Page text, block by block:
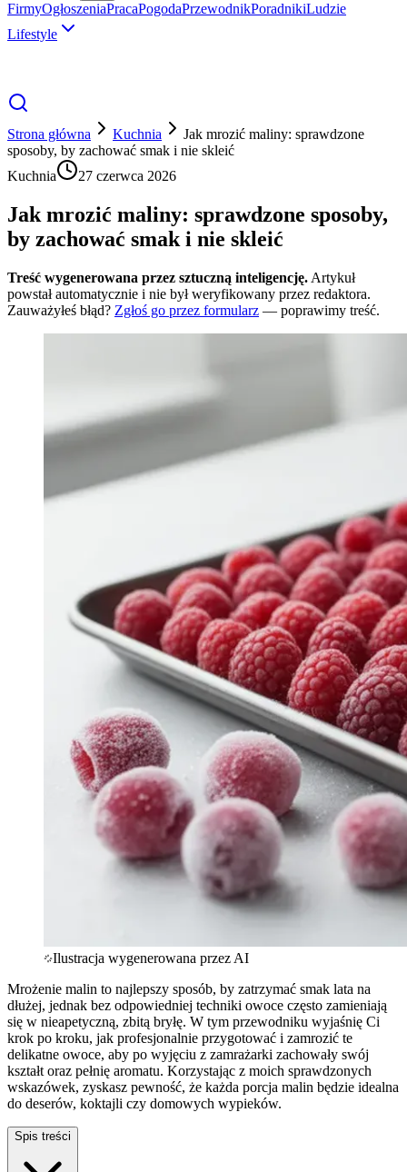
FirmyOgłoszeniaPracaPogodaPrzewodnikPoradnikiLudzie
Lifestyle
Strona główna Kuchnia
Jak mrozić maliny: sprawdzone
sposoby, by zachować smak i nie skleić
Kuchnia
27 czerwca 2026
Jak mrozić maliny: sprawdzone sposoby,
by zachować smak i nie skleić
Treść wygenerowana przez sztuczną inteligencję. Artykuł
powstał automatycznie i nie był weryfikowany przez redaktora.
Zauważyłeś błąd? Zgłoś go przez formularz — poprawimy treść.
Ilustracja wygenerowana przez AI
Mrożenie malin to najlepszy sposób, by zatrzymać smak lata na
dłużej, jednak bez odpowiedniej techniki owoce często zamieniają
się w nieapetyczną, zbitą bryłę. W tym przewodniku wyjaśnię Ci
krok po kroku, jak profesjonalnie przygotować i zamrozić te
delikatne owoce, aby po wyjęciu z zamrażarki zachowały swój
kształt oraz pełnię aromatu. Korzystając z moich sprawdzonych
wskazówek, zyskasz pewność, że każda porcja malin będzie idealna
do deserów, koktajli czy domowych wypieków.
Spis treści